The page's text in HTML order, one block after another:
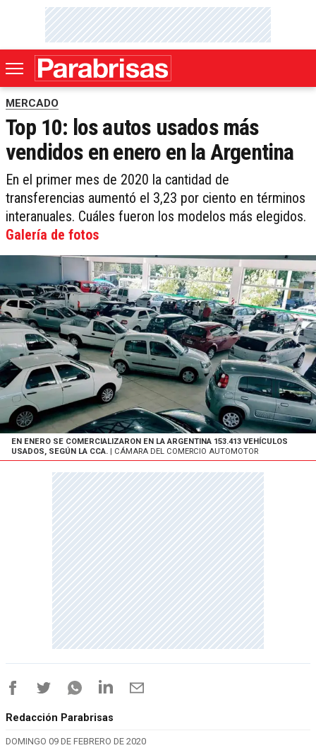
MERCADO
Top 10: los autos usados más
vendidos en enero en la Argentina
En el primer mes de 2020 la cantidad de
transferencias aumentó el 3,23 por ciento en términos
interanuales. Cuáles fueron los modelos más elegidos.
Galería de fotos
EN ENERO SE COMERCIALIZARON EN LA ARGENTINA 153.413 VEHÍCULOS
USADOS, SEGÚN LA CCA. | CÁMARA DEL COMERCIO AUTOMOTOR
Redacción Parabrisas
DOMINGO 09 DE FEBRERO DE 2020